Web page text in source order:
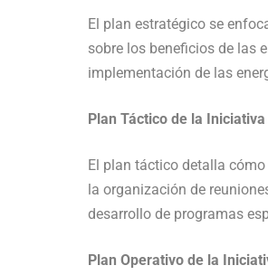
El plan estratégico se
sobre los beneficios de las
implementación de las
Plan Táctico de la
El plan táctico detalla
la organización de
desarrollo de programas
Plan Operativo de la